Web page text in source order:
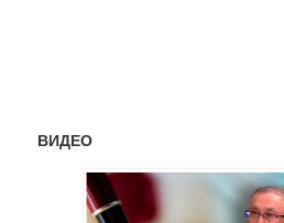
ВИДЕО